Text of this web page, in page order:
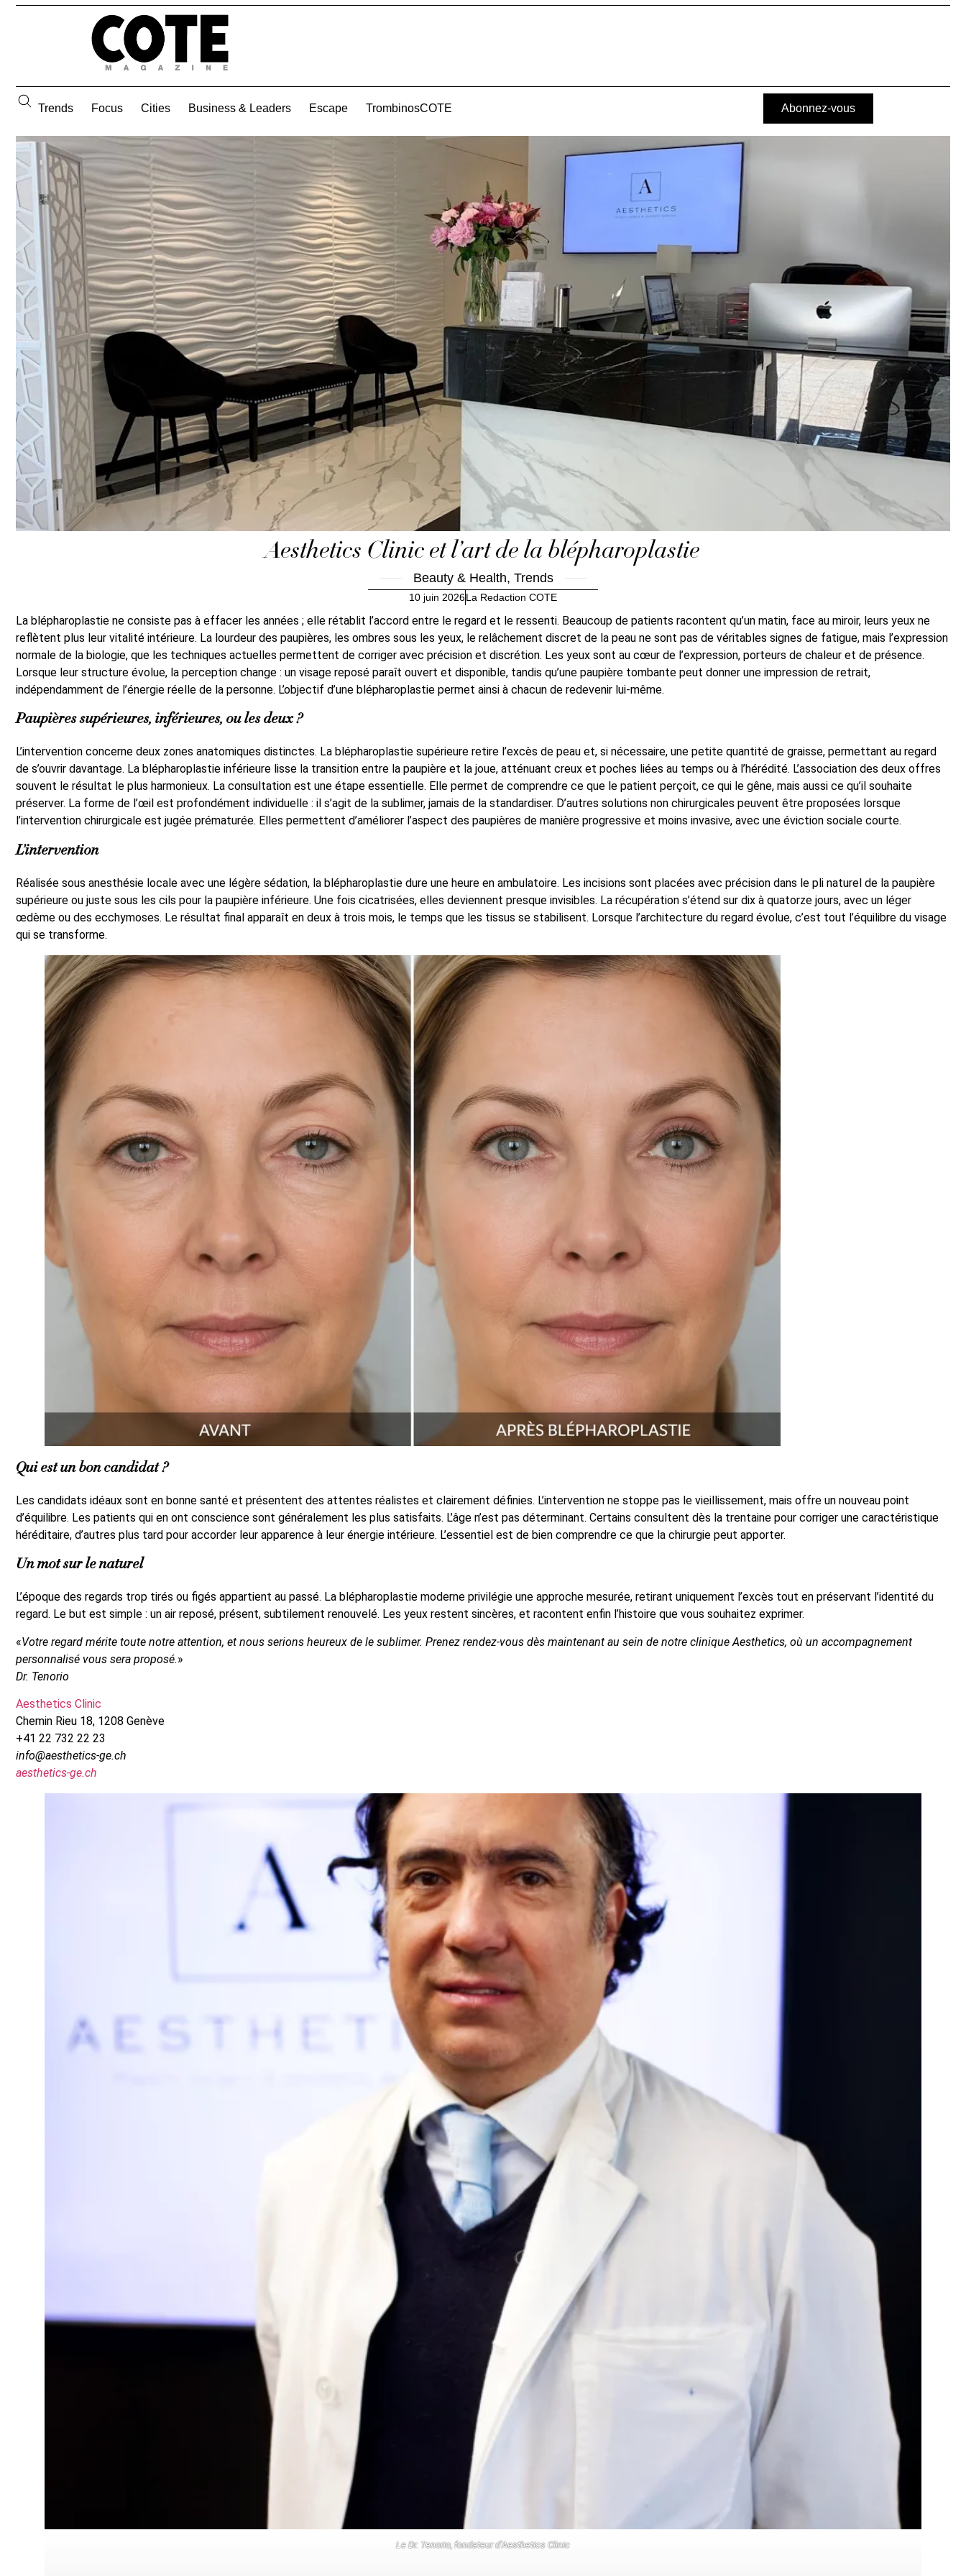
Trends Focus Cities Business & Leaders Escape TrombinosCOTE Abonnez-vous
Aesthetics Clinic et l’art de la blépharoplastie
Beauty & Health, Trends
10 juin 2026La Redaction COTE
La blépharoplastie ne consiste pas à effacer les années ; elle rétablit l’accord entre le regard et le ressenti. Beaucoup de patients racontent qu’un matin, face au miroir, leurs yeux ne
reflètent plus leur vitalité intérieure. La lourdeur des paupières, les ombres sous les yeux, le relâchement discret de la peau ne sont pas de véritables signes de fatigue, mais l’expression
normale de la biologie, que les techniques actuelles permettent de corriger avec précision et discrétion. Les yeux sont au cœur de l’expression, porteurs de chaleur et de présence.
Lorsque leur structure évolue, la perception change : un visage reposé paraît ouvert et disponible, tandis qu’une paupière tombante peut donner une impression de retrait,
indépendamment de l’énergie réelle de la personne. L’objectif d’une blépharoplastie permet ainsi à chacun de redevenir lui-même.
Paupières supérieures, inférieures, ou les deux ?
L’intervention concerne deux zones anatomiques distinctes. La blépharoplastie supérieure retire l’excès de peau et, si nécessaire, une petite quantité de graisse, permettant au regard
de s’ouvrir davantage. La blépharoplastie inférieure lisse la transition entre la paupière et la joue, atténuant creux et poches liées au temps ou à l’hérédité. L’association des deux offres
souvent le résultat le plus harmonieux. La consultation est une étape essentielle. Elle permet de comprendre ce que le patient perçoit, ce qui le gêne, mais aussi ce qu’il souhaite
préserver. La forme de l’œil est profondément individuelle : il s’agit de la sublimer, jamais de la standardiser. D’autres solutions non chirurgicales peuvent être proposées lorsque
l’intervention chirurgicale est jugée prématurée. Elles permettent d’améliorer l’aspect des paupières de manière progressive et moins invasive, avec une éviction sociale courte.
L’intervention
Réalisée sous anesthésie locale avec une légère sédation, la blépharoplastie dure une heure en ambulatoire. Les incisions sont placées avec précision dans le pli naturel de la paupière
supérieure ou juste sous les cils pour la paupière inférieure. Une fois cicatrisées, elles deviennent presque invisibles. La récupération s’étend sur dix à quatorze jours, avec un léger
œdème ou des ecchymoses. Le résultat final apparaît en deux à trois mois, le temps que les tissus se stabilisent. Lorsque l’architecture du regard évolue, c’est tout l’équilibre du visage
qui se transforme.
Qui est un bon candidat ?
Les candidats idéaux sont en bonne santé et présentent des attentes réalistes et clairement définies. L’intervention ne stoppe pas le vieillissement, mais offre un nouveau point
d’équilibre. Les patients qui en ont conscience sont généralement les plus satisfaits. L’âge n’est pas déterminant. Certains consultent dès la trentaine pour corriger une caractéristique
héréditaire, d’autres plus tard pour accorder leur apparence à leur énergie intérieure. L’essentiel est de bien comprendre ce que la chirurgie peut apporter.
Un mot sur le naturel
L’époque des regards trop tirés ou figés appartient au passé. La blépharoplastie moderne privilégie une approche mesurée, retirant uniquement l’excès tout en préservant l’identité du
regard. Le but est simple : un air reposé, présent, subtilement renouvelé. Les yeux restent sincères, et racontent enfin l’histoire que vous souhaitez exprimer.
«Votre regard mérite toute notre attention, et nous serions heureux de le sublimer. Prenez rendez-vous dès maintenant au sein de notre clinique Aesthetics, où un accompagnement
personnalisé vous sera proposé.»
Dr. Tenorio
Aesthetics Clinic
Chemin Rieu 18, 1208 Genève
+41 22 732 22 23
info@aesthetics-ge.ch
aesthetics-ge.ch
Le Dr. Tenorio, fondateur d’Aesthetics Clinic